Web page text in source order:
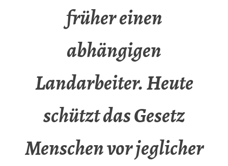
früher einen
abhängigen
Landarbeiter. Heute
schützt das Gesetz
Menschen vor jeglicher